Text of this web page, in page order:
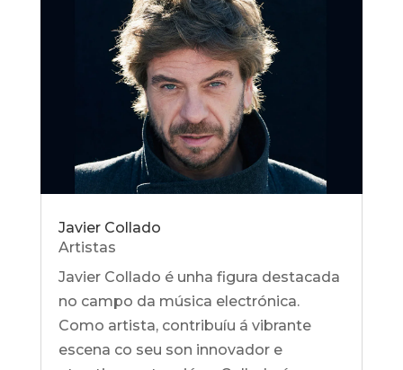
Javier Collado
Artistas
Javier Collado é unha figura destacada
no campo da música electrónica.
Como artista, contribuíu á vibrante
escena co seu son innovador e